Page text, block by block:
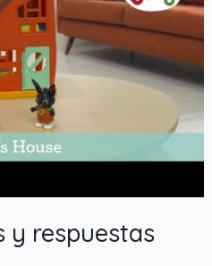
y respuestas